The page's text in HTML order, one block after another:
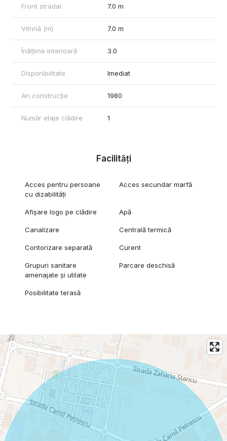
Front stradal 7.0 m
Vitrină (m) 7.0 m
Înălțime interioară 3.0
Disponibilitate Imediat
An construcție 1980
Număr etaje clădire 1
Facilități
Acces pentru persoane
cu dizabilități
Acces secundar marfă
Afișare logo pe clădire Apă
Canalizare Centrală termică
Contorizare separată Curent
Grupuri sanitare
amenajate și utilate
Parcare deschisă
Posibilitate terasă